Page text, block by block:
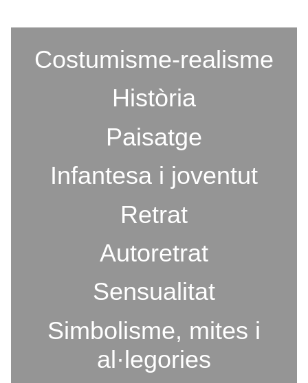
Categories
Costumisme-realisme
Història
Paisatge
Infantesa i joventut
Retrat
Autoretrat
Sensualitat
Simbolisme, mites i
al·legories